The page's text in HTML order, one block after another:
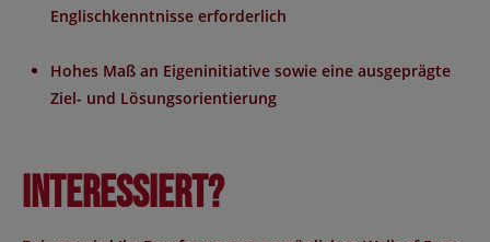
Englischkenntnisse erforderlich
Hohes Maß an Eigeninitiative sowie eine ausgeprägte
Ziel- und Lösungsorientierung
Interessiert?